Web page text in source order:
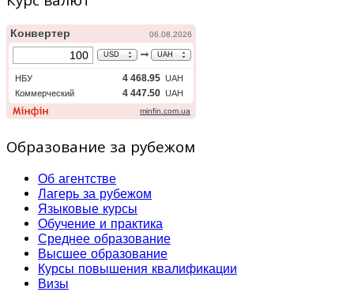
Образование за рубежом
Об агентстве
Лагерь за рубежом
Языковые курсы
Обучение и практика
Среднее образование
Высшее образование
Курсы повышения квалификации
Визы